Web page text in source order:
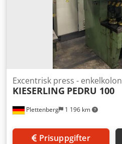
Plettenberg 1 196 km
Excentrisk press -
KIESERLING PEDRU 100
Prisuppgifter